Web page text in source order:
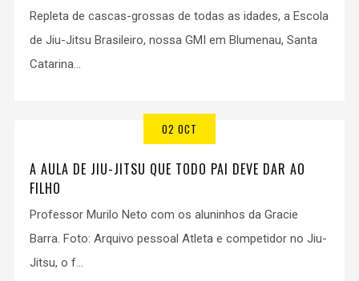
Repleta de cascas-grossas de todas as idades, a Escola
de Jiu-Jitsu Brasileiro, nossa GMI em Blumenau, Santa
Catarina...
02 OCT
A AULA DE JIU-JITSU QUE TODO PAI DEVE DAR AO
FILHO
Professor Murilo Neto com os aluninhos da Gracie
Barra. Foto: Arquivo pessoal Atleta e competidor no Jiu-
Jitsu, o f...